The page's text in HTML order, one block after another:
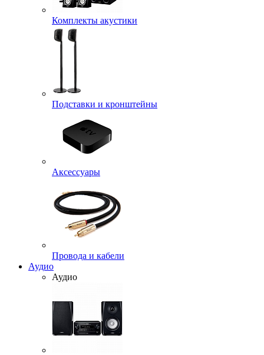
Комплекты акустики
Подставки и кронштейны
Аксессуары
Провода и кабели
Аудио
Аудио